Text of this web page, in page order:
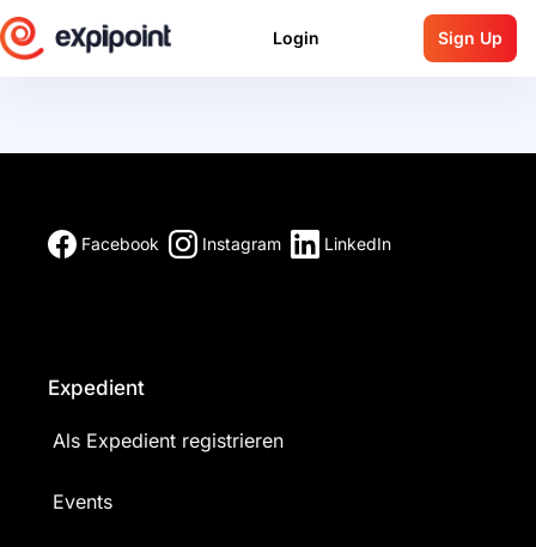
Login Sign Up
Facebook Instagram LinkedIn
Expedient
Als Expedient registrieren
Events